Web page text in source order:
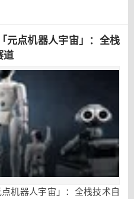
元点机器人宇宙」：全栈
道
机器人宇宙」：全栈技术自